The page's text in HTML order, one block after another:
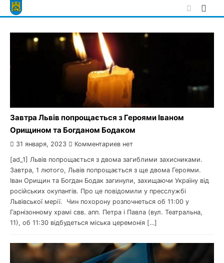
Skip
to
Завтра Львів попрощається з Героями Іваном
Орищином та Богданом Бодаком
31 января, 2023 Комментариев нет
[ad_1] Львів попрощається з двома загиблими захисниками.
Завтра, 1 лютого, Львів попрощається з ще двома Героями.
Іван Орищин та Богдан Бодак загинули, захищаючи Україну від
російських окупантів. Про це повідомили у пресслужбі
Львівської мерії. Чин похорону розпочнеться об 11:00 у
Гарнізонному храмі свв. апп. Петра і Павла (вул. Театральна,
11), об 11:30 відбудеться міська церемонія […]